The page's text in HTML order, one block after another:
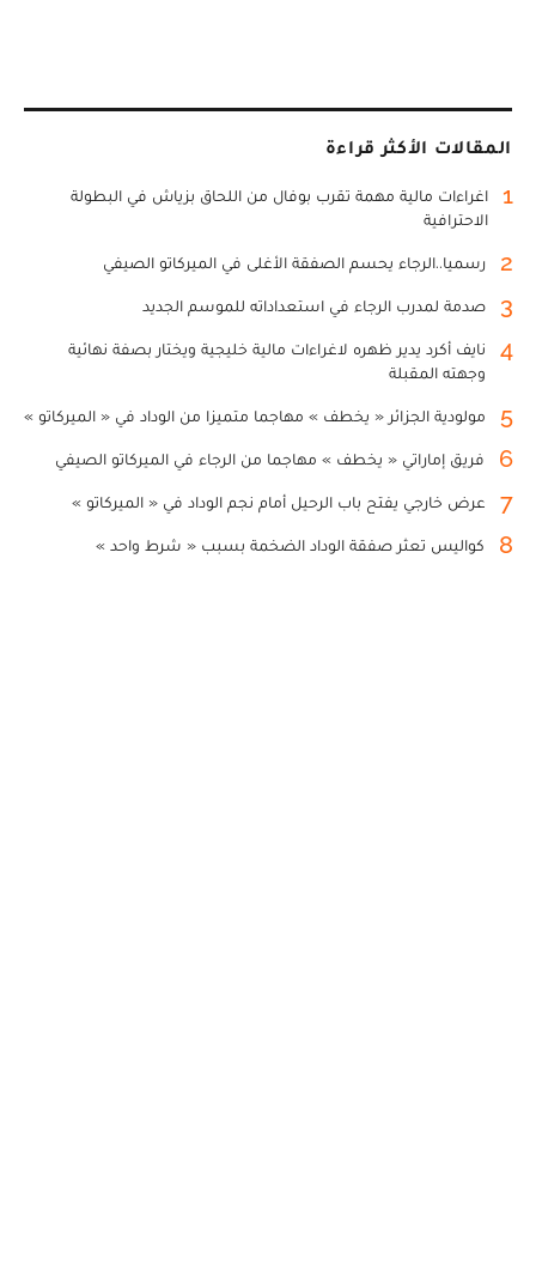
المقالات الأكثر قراءة
1
اغراءات مالية مهمة تقرب بوفال من اللحاق بزياش في البطولة
الاحترافية
2 رسميا..الرجاء يحسم الصفقة الأغلى في الميركاتو الصيفي
3 صدمة لمدرب الرجاء في استعداداته للموسم الجديد
4
نايف أكرد يدير ظهره لاغراءات مالية خليجية ويختار بصفة نهائية
وجهته المقبلة
5 مولودية الجزائر « يخطف » مهاجما متميزا من الوداد في « الميركاتو »
6 فريق إماراتي « يخطف » مهاجما من الرجاء في الميركاتو الصيفي
7 عرض خارجي يفتح باب الرحيل أمام نجم الوداد في « الميركاتو »
8 كواليس تعثر صفقة الوداد الضخمة بسبب « شرط واحد »